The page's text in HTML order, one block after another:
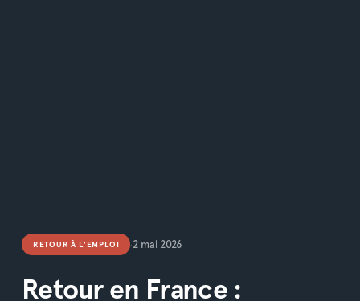
RETOUR À L'EMPLOI • 2 mai 2026
Retour en France :